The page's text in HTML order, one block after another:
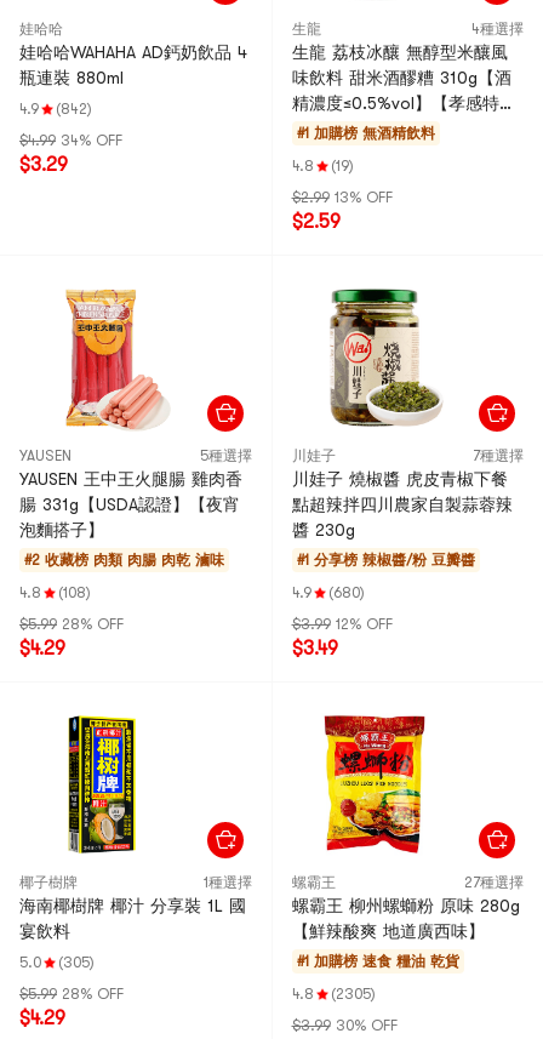
娃哈哈
娃哈哈WAHAHA AD鈣奶飲品 4
瓶連裝 880ml
4.9
(842)
$4.99 34% OFF
$3.29
生龍 4種選擇
生龍 荔枝冰釀 無醇型米釀風
味飲料 甜米酒醪糟 310g【酒
精濃度≤0.5%vol】【孝感特
產】【清甜不膩 柔和甘潤】
#1 加購榜無酒精飲料
4.8
(19)
$2.99 13% OFF
$2.59
YAUSEN 5種選擇
YAUSEN 王中王火腿腸 雞肉香
腸 331g【USDA認證】【夜宵
泡麵搭子】
#2 收藏榜 肉類 肉腸 肉乾 滷味
4.8
(108)
$5.99 28% OFF
$4.29
川娃子 7種選擇
川娃子 燒椒醬 虎皮青椒下餐
點超辣拌四川農家自製蒜蓉辣
醬 230g
#1 分享榜辣椒醬/粉 豆瓣醬
4.9
(680)
$3.99 12% OFF
$3.49
椰子樹牌 1種選擇
海南椰樹牌 椰汁 分享裝 1L 國
宴飲料
5.0
(305)
$5.99 28% OFF
$4.29
螺霸王 27種選擇
螺霸王 柳州螺螄粉 原味 280g
【鮮辣酸爽 地道廣西味】
#1 加購榜速食 糧油 乾貨
4.8
(2305)
$3.99 30% OFF